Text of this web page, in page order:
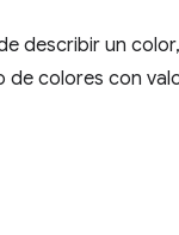
describir un
colores con